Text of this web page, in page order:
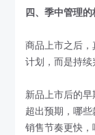
四、季中管理
商品上市之后
计划，而是持续
新品上市后的
超出预期，哪
销售节奏更快